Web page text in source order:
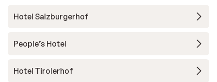
Hotel Salzburgerhof
People’s Hotel
Hotel Tirolerhof